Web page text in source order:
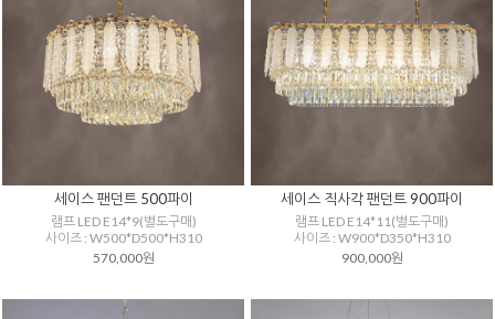
세이스 팬던트 500파이
램프 LED E14*9(별도구매)
사이즈 : W500*D500*H310
570,000원
세이스 직사각 팬던트 900파이
램프 LED E14*11(별도구매)
사이즈 : W900*D350*H310
900,000원